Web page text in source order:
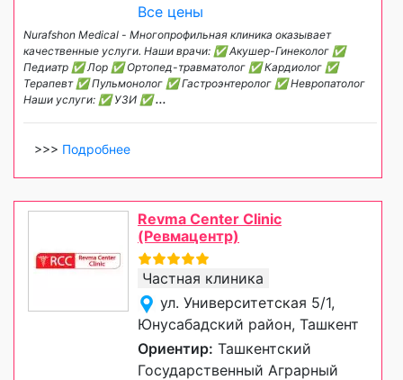
Все цены
Nurafshon Medical - Многопрофильная клиника оказывает
качественные услуги. Наши врачи: ✅ Акушер-Гинеколог ✅
Педиатр ✅ Лор ✅ Ортопед-травматолог ✅ Кардиолог ✅
Терапевт ✅ Пульмонолог ✅ Гастроэнтеролог ✅ Невропатолог
Наши услуги: ✅ УЗИ ✅...
>>> Подробнее
Revma Center Clinic
(Ревмацентр)
Частная клиника
ул. Университетская 5/1,
Юнусабадский район, Ташкент
Ориентир: Ташкентский
Государственный Аграрный